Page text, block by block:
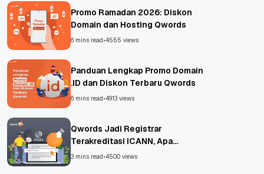
Promo Ramadan 2026: Diskon
Domain dan Hosting Qwords
6 mins read•4555 views
Panduan Lengkap Promo Domain
.ID dan Diskon Terbaru Qwords
6 mins read•4913 views
Qwords Jadi Registrar
Terakreditasi ICANN, Apa
Untungnya?
3 mins read•4500 views